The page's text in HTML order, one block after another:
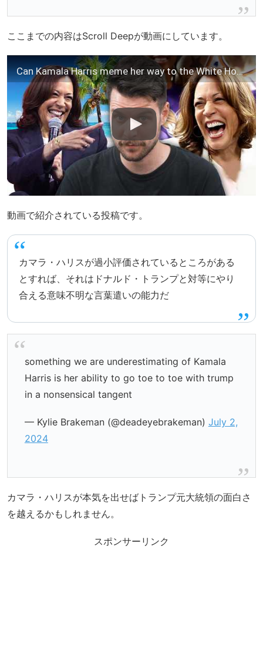
ここまでの内容はScroll Deepが動画にしています。
Can Kamala Harris meme her way to the White House?
動画で紹介されている投稿です。
カマラ・ハリスが過小評価されているところがある
とすれば、それはドナルド・トランプと対等にやり
合える意味不明な言葉遣いの能力だ
something we are underestimating of Kamala
Harris is her ability to go toe to toe with trump
in a nonsensical tangent
— Kylie Brakeman (@deadeyebrakeman) July 2,
2024
カマラ・ハリスが本気を出せばトランプ元大統領の面白さ
を越えるかもしれません。
スポンサーリンク